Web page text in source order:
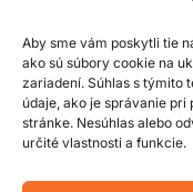
Aby sme vám poskytli tie
ako sú súbory cookie na
zariadení. Súhlas s týmito
údaje, ako je správanie pri
stránke. Nesúhlas alebo
určité vlastnosti a funkcie.